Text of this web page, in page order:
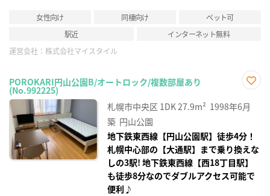
女性向け 同棲向け
ペット可
駅近
インターネット無料
運営会社： 株式会社マイスタイル
POROKARI円山公園B/オートロック/複数部屋あり
(No.992225)
に入
り登
札幌市中央区 1DK27.9m² 1998年6月
築 円山公園
地下鉄東西線【円山公園駅】徒歩4分！
札幌中心部の【大通駅】まで乗り換えな
しの3駅! 地下鉄東西線【西18丁目駅】
も徒歩8分なのでダブルアクセス可能で
便利♪